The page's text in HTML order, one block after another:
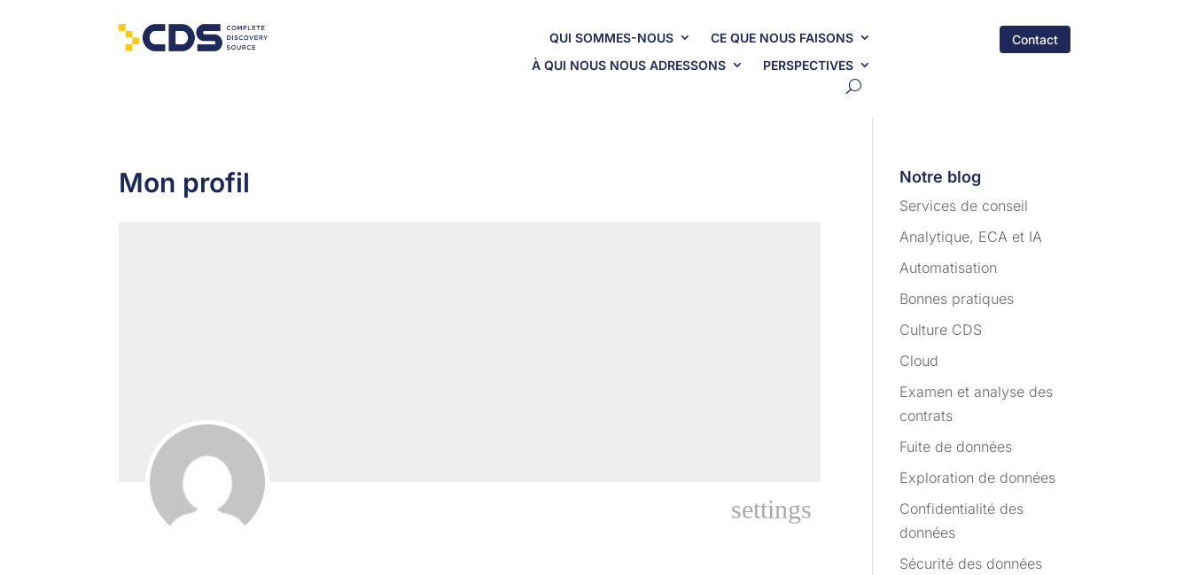
QUI SOMMES-NOUS
CE QUE NOUS FAISONS
À QUI NOUS NOUS ADRESSONS
PERSPECTIVES
Contact
Mon profil
settings
Notre blog
Services de conseil
Analytique, ECA et IA
Automatisation
Bonnes pratiques
Culture CDS
Cloud
Examen et analyse des
contrats
Fuite de données
Exploration de données
Confidentialité des
données
Sécurité des données